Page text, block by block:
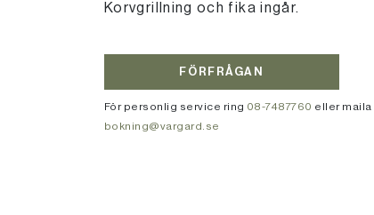
Korvgrillning och fika ingår.
FÖRFRÅGAN
För personlig service ring 08-7487760 eller maila
bokning@vargard.se